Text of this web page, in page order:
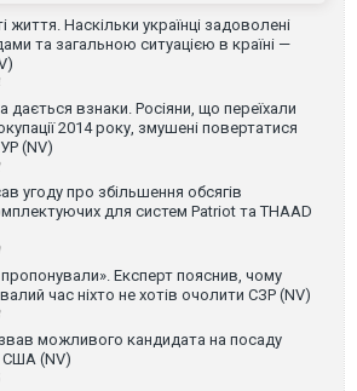
життя. Наскільки українці задоволені
та загальною ситуацією в країні —
дається взнаки. Росіяни, що переїхали
2014 року, змушені повертатися
(NV)
угоду про збільшення обсягів
для систем Patriot та THAAD
Експерт пояснив, чому
час ніхто не хотів очолити СЗР (NV)
можливого кандидата на посаду
США (NV)